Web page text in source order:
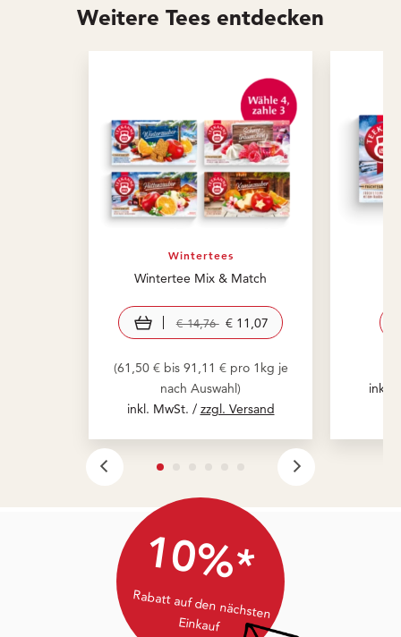
Weitere Tees entdecken
Wintertees
Wintertee Mix & Match
In den Warenkorb
€ 14,76 € 11,07
(61,50 € bis 91,11 € pro 1kg je
nach Auswahl)
inkl. MwSt. / zzgl. Versand
inkl.
10%*
Rabatt auf den nächsten
Einkauf